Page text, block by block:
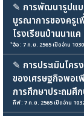
✎ การพัฒนารูปแบ
บูรณาการของครูเ
โรงเรียนบ้านนาแค
อ้อ : 7 ก.ย. 2565 เปิดอ่าน
✎ การประเมินโ
ของเศรษฐกิจพอเ
การศึกษาประถมศึ
กิ๊ฟ : 7 ก.ย. 2565 เปิดอ่าน